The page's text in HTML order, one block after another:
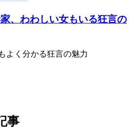
、わわしい女もいる狂言の
よく分かる狂言の魅力
事